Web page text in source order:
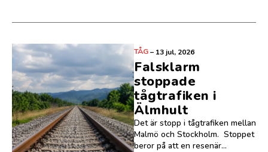
TÅG– 13 jul, 2026
Falsklarm
stoppade
tågtrafiken i
Älmhult
Det är stopp i tågtrafiken mellan
Malmö och Stockholm. Stoppet
beror på att en resenär...